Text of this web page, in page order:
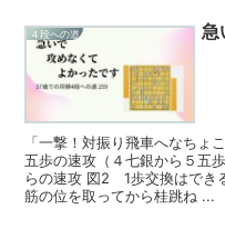
４段への道 急
「一撃！対振り飛車へなちょ
五歩の速攻（４七銀から５五
らの速攻 図2 1歩交換はでき
筋の位を取ってから桂跳ね ...